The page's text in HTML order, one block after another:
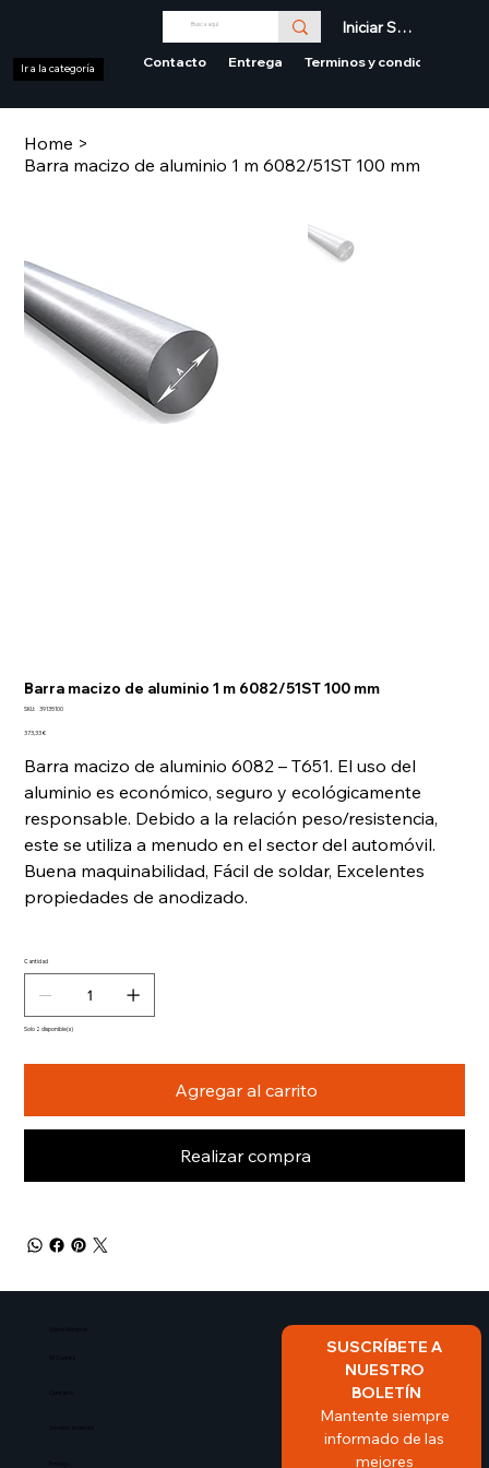
Iniciar Sesión
Contacto Entrega Terminos y condiciones
Ir a la categoría
Home >
Barra macizo de aluminio 1 m 6082/51ST 100 mm
Barra macizo de aluminio 1 m 6082/51ST 100 mm
SKU:
SKU
39135100
Precio
373,33 €
Barra macizo de aluminio 6082 – T651. El uso del
aluminio es económico, seguro y ecológicamente
responsable. Debido a la relación peso/resistencia,
este se utiliza a menudo en el sector del automóvil.
Buena maquinabilidad, Fácil de soldar, Excelentes
propiedades de anodizado.
Cantidad
Solo 2 disponible(s)
Agregar al carrito
Realizar compra
Mi Cuenta
Contacto
Entrega
SUSCRÍBETE A
NUESTRO
BOLETÍN
Mantente siempre
informado de las
mejores